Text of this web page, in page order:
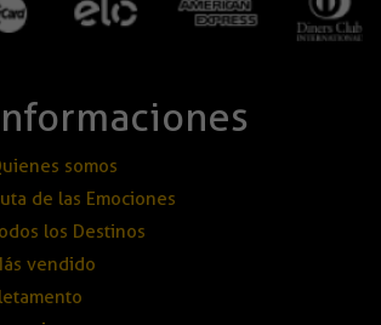
somos
de las Emociones
los Destinos
vendido